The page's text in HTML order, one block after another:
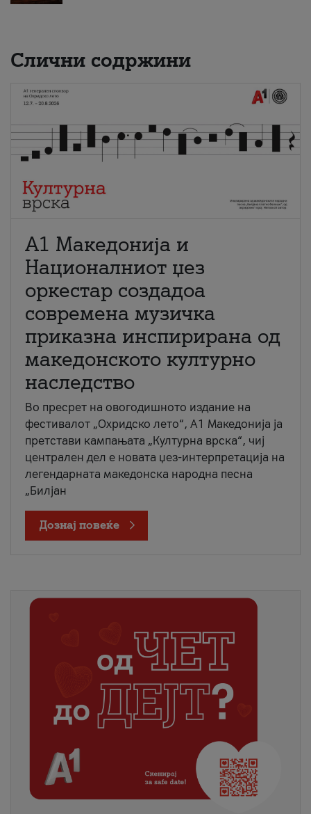
Слични содржини
А1 Македонија и
Националниот џез
оркестар создадоа
современа музичка
приказна инспирирана од
македонското културно
наследство
Во пресрет на овогодишното издание на
фестивалот „Охридско лето“, А1 Македонија ја
претстави кампањата „Културна врска“, чиј
централен дел е новата џез-интерпретација на
легендарната македонска народна песна
„Билјан
Дознај повеќе